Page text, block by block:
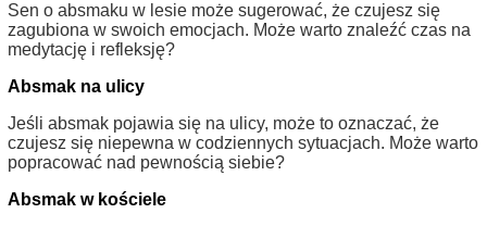
Sen o absmaku w lesie może sugerować, że czujesz się
zagubiona w swoich emocjach. Może warto znaleźć czas na
medytację i refleksję?
Absmak na ulicy
Jeśli absmak pojawia się na ulicy, może to oznaczać, że
czujesz się niepewna w codziennych sytuacjach. Może warto
popracować nad pewnością siebie?
Absmak w kościele